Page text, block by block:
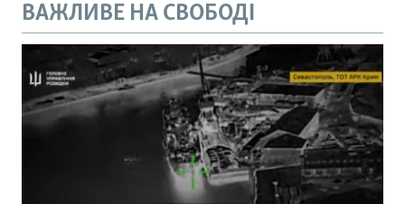
ВАЖЛИВЕ НА СВОБОДІ